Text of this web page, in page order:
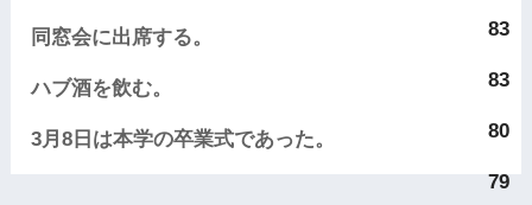
83
同窓会に出席する。
83
ハブ酒を飲む。
80
3月8日は本学の卒業式であった。
79